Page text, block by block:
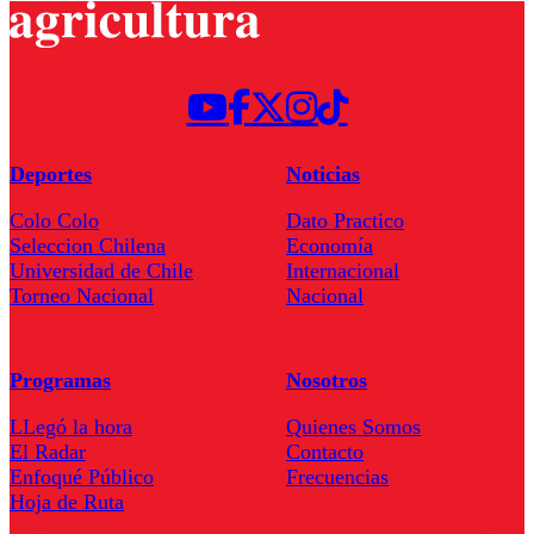
Deportes
Colo Colo
Seleccion Chilena
Universidad de Chile
Torneo Nacional
Noticias
Dato Practico
Economía
Internacional
Nacional
Programas
LLegó la hora
El Radar
Enfoqué Público
Hoja de Ruta
Nosotros
Quienes Somos
Contacto
Frecuencias